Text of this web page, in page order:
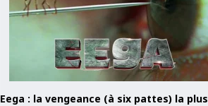
Eega : la vengeance (à six pattes) la plus